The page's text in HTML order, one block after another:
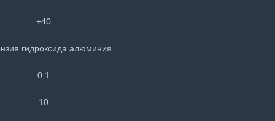
+40
гидроксида алюминия
0,1
10